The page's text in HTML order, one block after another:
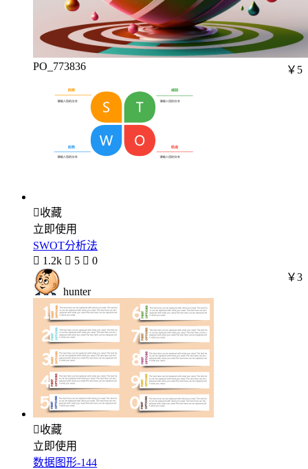
PO_773836 ￥5
收藏
立即使用
SWOT分析法
 1.2k  5  0
hunter
￥3
收藏
立即使用
数据图形-144